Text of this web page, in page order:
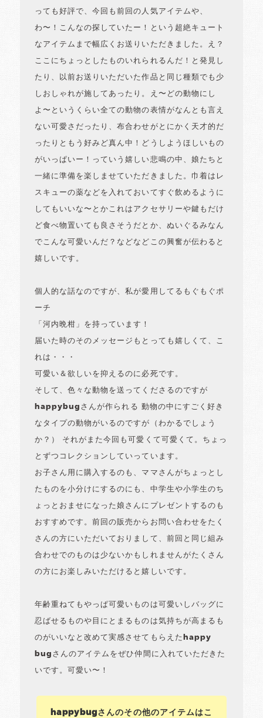
っても好評で、今回も前回の人気アイテムや、
わ〜！こんなの探していたー！という超絶キュート
なアイテムまで幅広くお送りいただきました。え？
ここにちょっとしたものいれられるんだ！と発見し
たり、以前お送りいただいた作品と同じ種類でも少
しおしゃれが施してあったり。え〜どの動物にし
よ〜というくらい全ての動物の表情がなんとも言え
ない可愛さだったり、布合わせがとにかく天才的だ
ったりともう好みど真ん中！どうしようほしいもの
がいっぱいー！っていう嬉しい悲鳴の中、娘たちと
一緒に準備を楽しませていただきました。巾着はレ
スキューの薬などを入れておいてすぐ飲めるように
してもいいな〜とかこれはアクセサリーや鍵もだけ
ど食べ物置いても良さそうだとか、ぬいぐるみなん
でこんな可愛いんだ？などなどこの興奮が伝わると
嬉しいです。
個人的な話なのですが、私が愛用してるもぐもぐポ
ーチ
「河内晩柑」を持っています！
届いた時のそのメッセージもとっても嬉しくて、こ
れは・・・
可愛い＆欲しいを抑えるのに必死です。
そして、色々な動物を送ってくださるのですが
happybugさんが作られる 動物の中にすごく好き
なタイプの動物がいるのですが（わかるでしょう
か？） それがまた今回も可愛くて可愛くて。ちょっ
とずつコレクションしていっています。
お子さん用に購入するのも、ママさんがちょっとし
たものを小分けにするのにも、中学生や小学生のち
ょっとおませになった娘さんにプレゼントするのも
おすすめです。前回の販売からお問い合わせをたく
さんの方にいただいておりまして、前回と同じ組み
合わせでのものは少ないかもしれませんがたくさん
の方にお楽しみいただけると嬉しいです。
年齢重ねてもやっぱ可愛いものは可愛いしバッグに
忍ばせるものや目にとまるものは気持ちが高まるも
のがいいなと改めて実感させてもらえたhappy
bugさんのアイテムをぜひ仲間に入れていただきた
いです。可愛い〜！
happybugさんのその他のアイテムはこ